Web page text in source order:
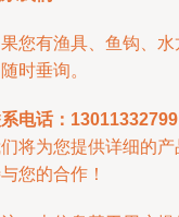
您有渔具、鱼钩、
时垂询。
电话：13011332799
将为您提供详细的
您的合作！